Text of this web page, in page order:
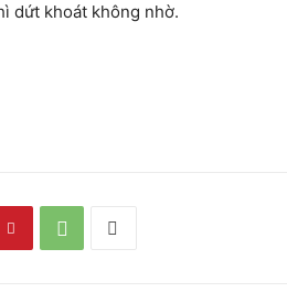
dứt khoát không nhờ.